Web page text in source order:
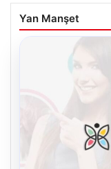
Yan Manşet